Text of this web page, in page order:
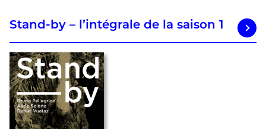
Stand-by – l’intégrale de la saison 1